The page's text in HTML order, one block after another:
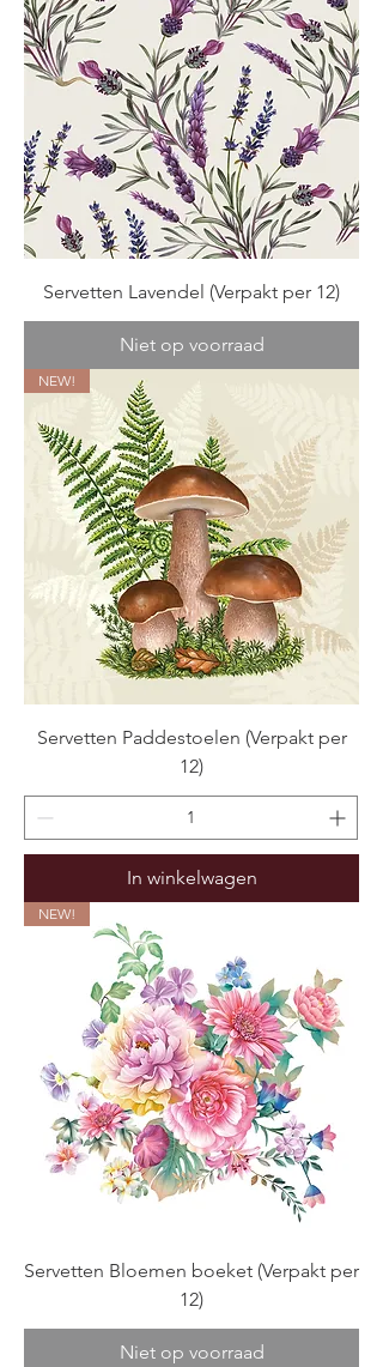
Servetten Lavendel (Verpakt per 12)
Niet op voorraad
NEW!
Servetten Paddestoelen (Verpakt per
12)
In winkelwagen
NEW!
Servetten Bloemen boeket (Verpakt per
12)
Niet op voorraad